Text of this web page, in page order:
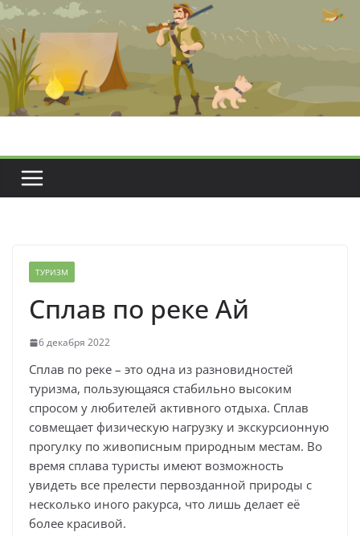
Перейти
содержимому
ТУРИЗМ
Сплав по реке Ай
6 декабря 2022
Сплав по реке – это одна из разновидностей
туризма, пользующаяся стабильно высоким
спросом у любителей активного отдыха. Сплав
совмещает физическую нагрузку и экскурсионную
прогулку по живописным природным местам. Во
время сплава туристы имеют возможность
увидеть все прелести первозданной природы с
несколько иного ракурса, что лишь делает её
более красивой.